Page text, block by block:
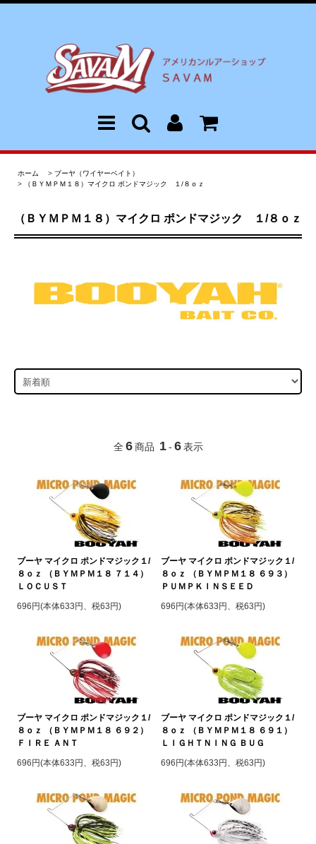
ホーム > ブーヤ（ワイヤーベイト）
>
（ＢＹＭＰＭ１８）マイクロ ポンドマジック １/８ｏｚ
（ＢＹＭＰＭ１８）マイクロ ポンドマジック １/８ｏｚ
全 6 商品 1 - 6 表示
ブーヤ マイクロ ポンドマジック１/
８ｏｚ （ＢＹＭＰＭ１８ ７１４）
ＬＯＣＵＳＴ
696円(本体633円、税63円)
ブーヤ マイクロ ポンドマジック１/
８ｏｚ （ＢＹＭＰＭ１８ ６９３）
ＰＵＭＰＫＩＮＳＥＥＤ
696円(本体633円、税63円)
ブーヤ マイクロ ポンドマジック１/
８ｏｚ （ＢＹＭＰＭ１８ ６９２）
ＦＩＲＥ ＡＮＴ
696円(本体633円、税63円)
ブーヤ マイクロ ポンドマジック１/
８ｏｚ （ＢＹＭＰＭ１８ ６９１）
ＬＩＧＨＴＮＩＮＧ ＢＵＧ
696円(本体633円、税63円)